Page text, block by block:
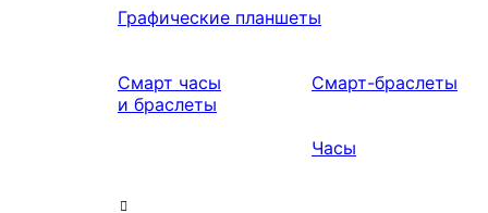
Графические планшеты
Смарт часы
и браслеты
Смарт-браслеты
Часы